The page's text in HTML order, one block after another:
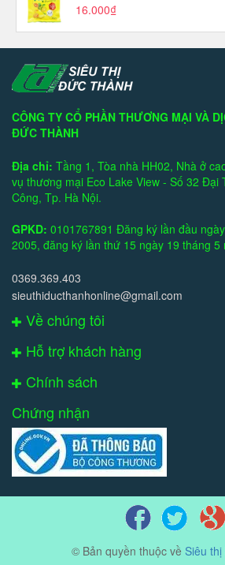
16.000₫
CÔNG TY CỔ PHẦN THƯƠNG MẠI VÀ
ĐỨC THÀNH
Địa chỉ: Tầng 1, Tòa nhà HH02, Nhà ở
vụ thương mại Eco Lake View - Số 32 Đại
Công, Tp. Hà Nội.
GPKD: 0101767891 Đăng ký lần đầu
2005, đăng ký lần thứ 15 ngày 19 tháng 5
0369.369.403
sieuthiducthanhonline@gmail.com
Về chúng tôi
Hỗ trợ khách hàng
Chính sách
Chứng nhận
© Bản quyền thuộc về Siêu